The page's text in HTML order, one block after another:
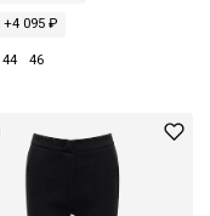
+4 095 ₽
44 46